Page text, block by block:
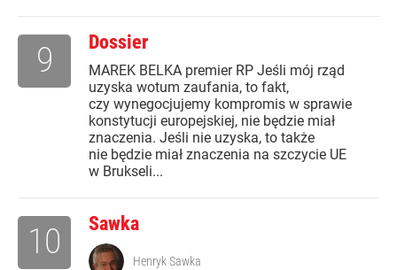
Dossier
MAREK BELKA premier RP Jeśli mój rząd
uzyska wotum zaufania, to fakt,
czy wynegocjujemy kompromis w sprawie
konstytucji europejskiej, nie będzie miał
znaczenia. Jeśli nie uzyska, to także
nie będzie miał znaczenia na szczycie UE
w Brukseli...
9
Sawka
10 Henryk Sawka